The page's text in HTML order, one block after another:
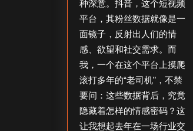
_
抖
音
粉
丝
实
时
种深意。抖音，这个短视频
平台，其粉丝数据就像是一
面镜子，反射出人们的情
感、欲望和社交需求。而
我，一个在这个平台上摸爬
滚打多年的“老司机”，不禁
要问：这些数据背后，究竟
隐藏着怎样的情感密码？这
让我想起去年在一场行业交